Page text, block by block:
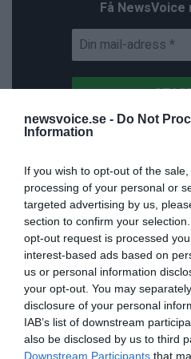
newsvoice.se - Do Not
Information
If you wish to opt-out of the
processing of your personal or
targeted advertising by us,
section to confirm your
opt-out request is processed
interest-based ads based on
us or personal information
your opt-out. You may
disclosure of your personal
IAB’s list of downstream
also be disclosed by us to third
Downstream Participants that
Få
ANNONSER